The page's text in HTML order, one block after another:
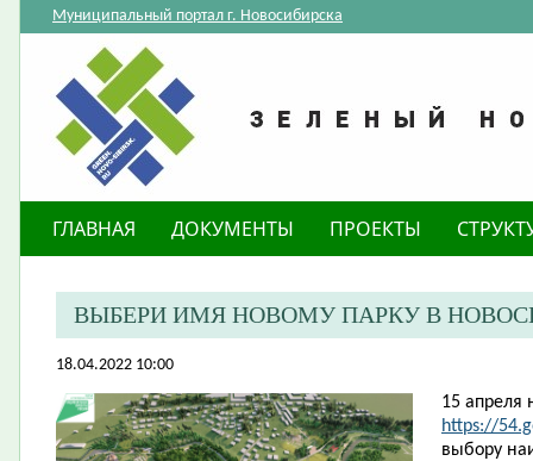
Муниципальный портал г. Новосибирска
ГЛАВНАЯ ДОКУМЕНТЫ ПРОЕКТЫ
ВЫБЕРИ ИМЯ НОВОМУ ПАРКУ В
18.04.2022 10:00
15 апреля
https://
выбору